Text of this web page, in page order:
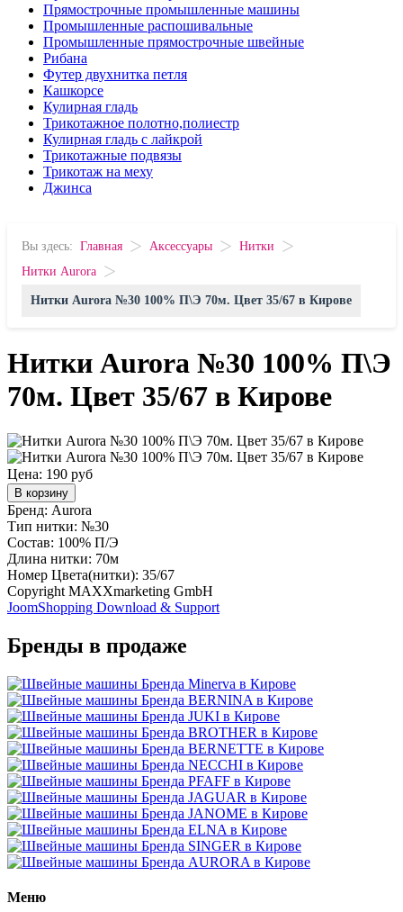
Прямострочные промышленные машины
Промышленные распошивальные
Промышленные прямострочные швейные
Рибана
Футер двухнитка петля
Кашкорсе
Кулирная гладь
Трикотажное полотно,полиестр
Кулирная гладь с лайкрой
Трикотажные подвязы
Трикотаж на меху
Джинса
Вы здесь: Главная > Аксессуары > Нитки >
Нитки Aurora >
Нитки Aurora №30 100% П\Э 70м. Цвет 35/67 в Кирове
Нитки Aurora №30 100% П\Э
70м. Цвет 35/67 в Кирове
Цена: 190 руб
В корзину
Бренд: Aurora
Тип нитки: №30
Состав: 100% П/Э
Длина нитки: 70м
Номер Цвета(нитки): 35/67
Copyright MAXXmarketing GmbH
JoomShopping Download & Support
Бренды в продаже
Меню